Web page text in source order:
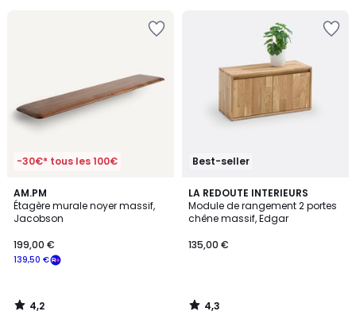
-30€* tous les 100€
AM.PM
Étagère murale noyer massif,
Jacobson
139,50 €
199,00 €
4,2
/ 5
4,2
/
Best-seller
LA REDOUTE INTERIEURS
Module de rangement 2 portes
chêne massif, Edgar
135,00 €
4,3
/ 5
4,3
/